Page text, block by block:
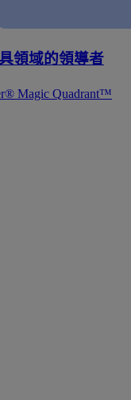
領域的領導者
Magic Quadrant™